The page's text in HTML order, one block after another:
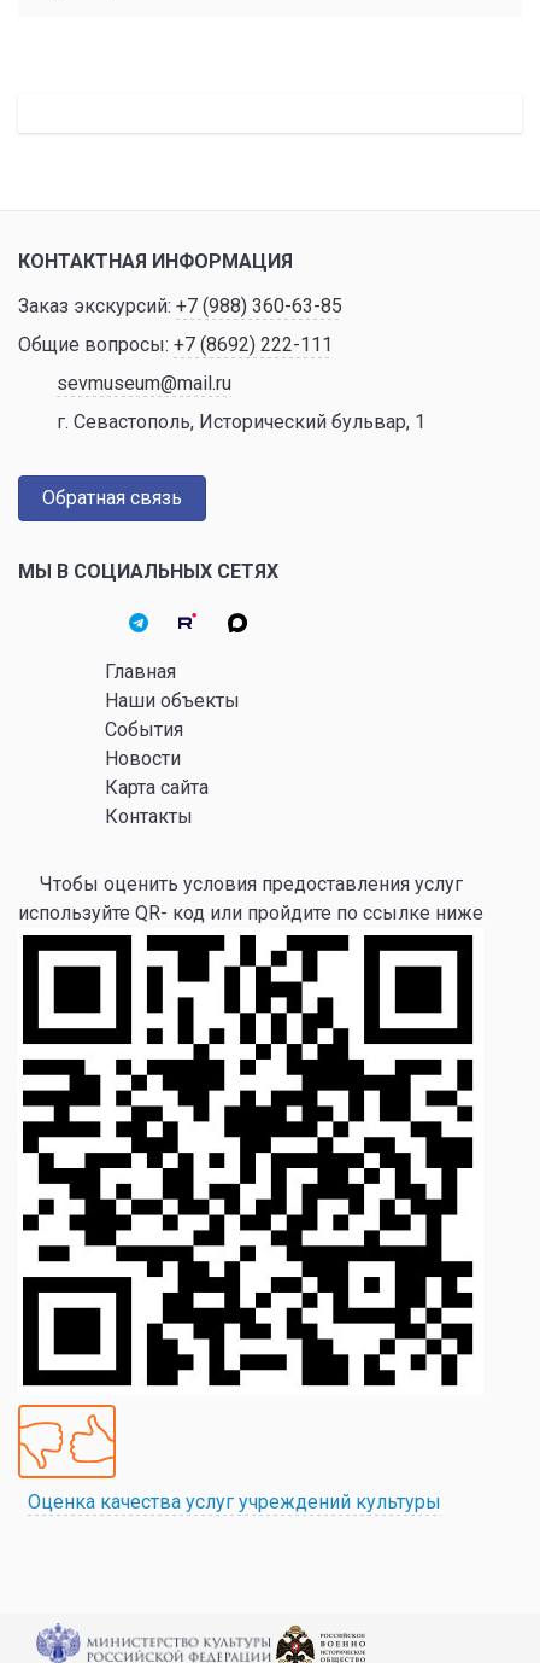
КОНТАКТНАЯ ИНФОРМАЦИЯ
Заказ экскурсий: +7 (988) 360-63-85
Общие вопросы: +7 (8692) 222-111
sevmuseum@mail.ru
г. Севастополь, Исторический бульвар, 1
Обратная связь
МЫ В СОЦИАЛЬНЫХ СЕТЯХ
Главная
Наши объекты
События
Новости
Карта сайта
Контакты
Чтобы оценить условия предоставления услуг
используйте QR- код или пройдите по ссылке ниже
Оценка качества услуг учреждений культуры